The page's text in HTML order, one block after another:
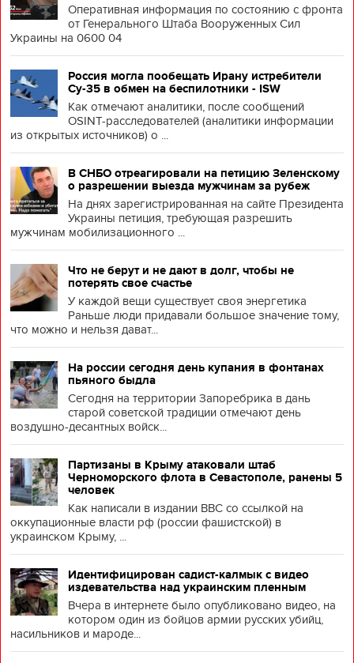
Оперативная информация по состоянию с фронта
от Генерального Штаба Вооруженных Сил
Украины на 0600 04
Россия могла пообещать Ирану истребители
Су-35 в обмен на беспилотники - ISW
Как отмечают аналитики, после сообщений
OSINT-расследователей (аналитики информации
из открытых источников) о ...
В СНБО отреагировали на петицию Зеленскому
о разрешении выезда мужчинам за рубеж
На днях зарегистрированная на сайте Президента
Украины петиция, требующая разрешить
мужчинам мобилизационного ...
Что не берут и не дают в долг, чтобы не
потерять свое счастье
У каждой вещи существует своя энергетика
Раньше люди придавали большое значение тому,
что можно и нельзя дават...
На россии сегодня день купания в фонтанах
пьяного быдла
Сегодня на территории Запоребрика в дань
старой советской традиции отмечают день
воздушно-десантных войск...
Партизаны в Крыму атаковали штаб
Черноморского флота в Севастополе, ранены 5
человек
Как написали в издании BBC со ссылкой на
оккупационные власти рф (россии фашистской) в
украинском Крыму, ...
Идентифицирован садист-калмык с видео
издевательства над украинским пленным
Вчера в интернете было опубликовано видео, на
котором один из бойцов армии русских убийц,
насильников и мароде...